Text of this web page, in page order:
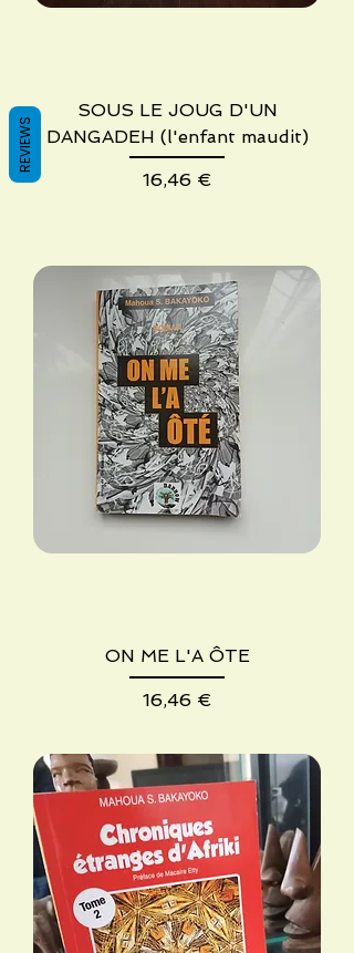
SOUS LE JOUG D'UN
DANGADEH (l'enfant maudit)
Precio
16,46 €
ON ME L'A ÔTE
Precio
16,46 €
REVIEWS